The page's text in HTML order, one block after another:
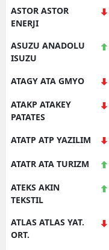
ASTOR ASTOR
ENERJI
ASUZU ANADOLU
ISUZU
ATAGY ATA GMYO
ATAKP ATAKEY
PATATES
ATATP ATP YAZILIM
ATATR ATA TURIZM
ATEKS AKIN
TEKSTIL
ATLAS ATLAS YAT.
ORT.